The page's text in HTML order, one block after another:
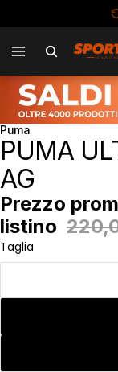
Puma
PUMA
AG
Prezzo
listino
Taglia